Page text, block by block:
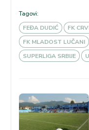
Tagovi:
FEĐA DUDIĆ
FK
FK MLADOST LUČANI
SUPERLIGA SRBIJE
Kretanje
članka